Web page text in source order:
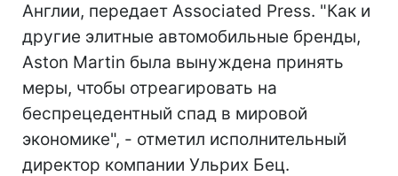
Англии, передает Associated Press. "Как и
другие элитные автомобильные бренды,
Aston Martin была вынуждена принять
меры, чтобы отреагировать на
беспрецедентный спад в мировой
экономике", - отметил исполнительный
директор компании Ульрих Бец.